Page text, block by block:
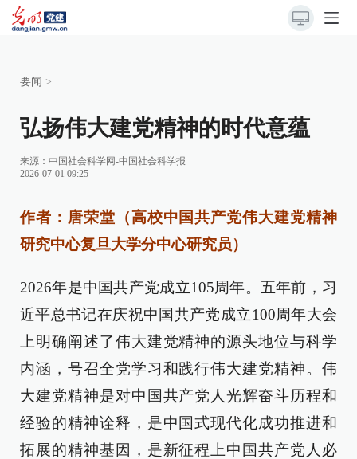
要闻 >
弘扬伟大建党精神的时代意蕴
来源： 中国社会科学网-中国社会科学报
2026-07-01 09:25
作者：唐荣堂（高校中国共产党伟大建党精神
研究中心复旦大学分中心研究员）
2026年是中国共产党成立105周年。五年前，习
近平总书记在庆祝中国共产党成立100周年大会
上明确阐述了伟大建党精神的源头地位与科学
内涵，号召全党学习和践行伟大建党精神。伟
大建党精神是对中国共产党人光辉奋斗历程和
经验的精神诠释，是中国式现代化成功推进和
拓展的精神基因，是新征程上中国共产党人必